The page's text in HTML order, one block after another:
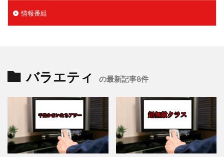
情報番組
バラエティ の最新記事8件